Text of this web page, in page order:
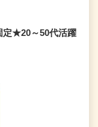
定★20～50代活躍